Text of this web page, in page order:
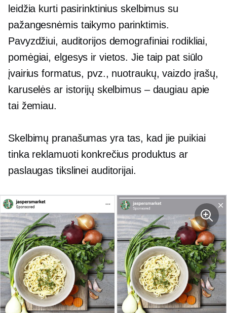
leidžia kurti pasirinktinius skelbimus su
pažangesnėmis taikymo parinktimis.
Pavyzdžiui, auditorijos demografiniai rodikliai,
pomėgiai, elgesys ir vietos. Jie taip pat siūlo
įvairius formatus, pvz., nuotraukų, vaizdo įrašų,
karuselės ar istorijų skelbimus – daugiau apie
tai žemiau.
Skelbimų pranašumas yra tas, kad jie puikiai
tinka reklamuoti konkrečius produktus ar
paslaugas tikslinei auditorijai.